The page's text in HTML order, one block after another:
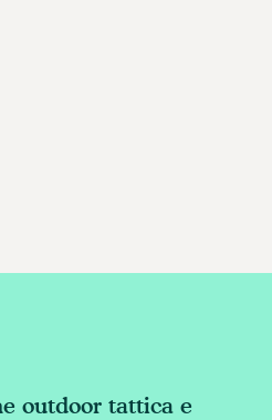
outdoor tattica e